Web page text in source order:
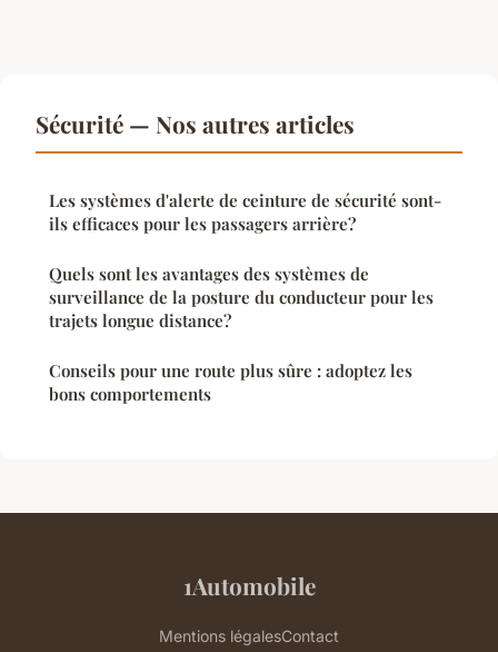
Sécurité — Nos autres articles
Les systèmes d'alerte de ceinture de sécurité sont-
ils efficaces pour les passagers arrière?
Quels sont les avantages des systèmes de
surveillance de la posture du conducteur pour les
trajets longue distance?
Conseils pour une route plus sûre : adoptez les
bons comportements
1Automobile
Mentions légalesContact